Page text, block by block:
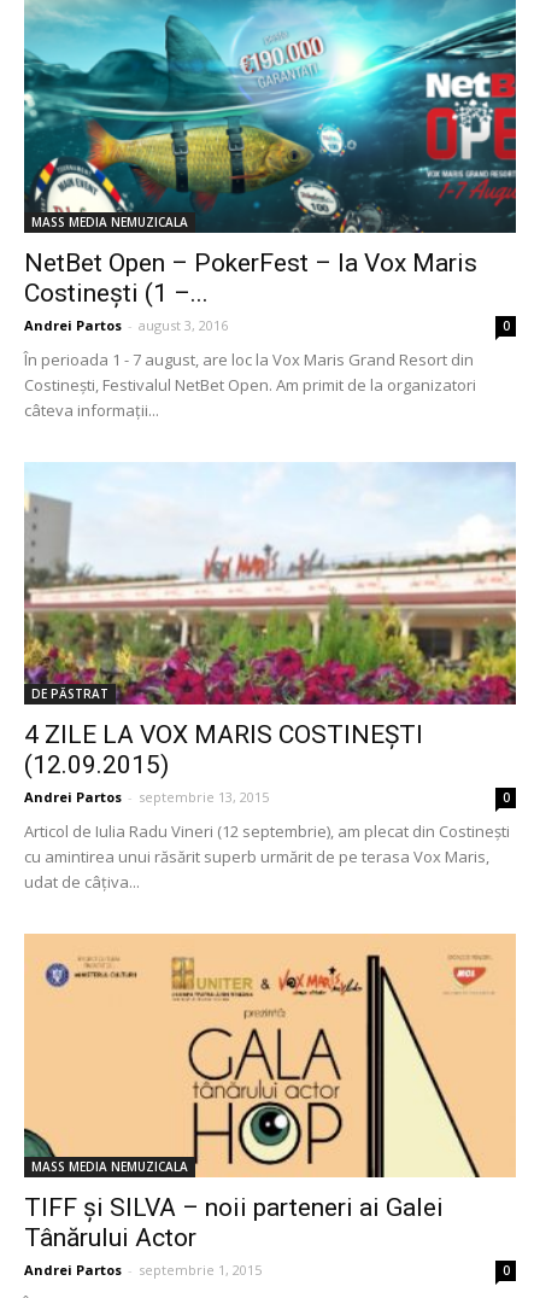
MASS MEDIA NEMUZICALA
NetBet Open – PokerFest – la Vox Maris
Costinești (1 –...
Andrei Partos - august 3, 2016 0
În perioada 1 - 7 august, are loc la Vox Maris Grand Resort din
Costinești, Festivalul NetBet Open. Am primit de la organizatori
câteva informații...
DE PĂSTRAT
4 ZILE LA VOX MARIS COSTINEȘTI
(12.09.2015)
Andrei Partos - septembrie 13, 2015 0
Articol de Iulia Radu Vineri (12 septembrie), am plecat din Costinești
cu amintirea unui răsărit superb urmărit de pe terasa Vox Maris,
udat de câțiva...
MASS MEDIA NEMUZICALA
TIFF şi SILVA – noii parteneri ai Galei
Tânărului Actor
Andrei Partos - septembrie 1, 2015 0